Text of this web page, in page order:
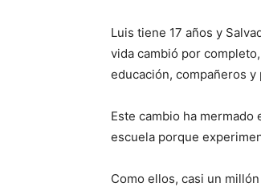
Luis tiene 17 años y
vida cambió por
educación, compañeros y
Este cambio ha
escuela porque
Como ellos, casi un